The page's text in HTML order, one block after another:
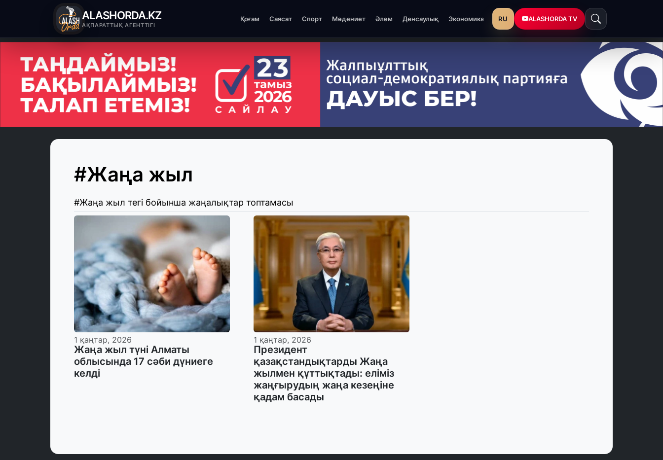
ALASHORDA.KZ
АҚПАРАТТЫҚ АГЕНТТІГІ
Қоғам Саясат Спорт Мәдениет Әлем Денсаулық Экономика RU ALASHORDA TV
#Жаңа жыл
#Жаңа жыл тегі бойынша жаңалықтар топтамасы
1 қаңтар, 2026
Жаңа жыл түні Алматы
облысында 17 сәби дүниеге
келді
1 қаңтар, 2026
Президент
қазақстандықтарды Жаңа
жылмен құттықтады: еліміз
жаңғырудың жаңа кезеңіне
қадам басады